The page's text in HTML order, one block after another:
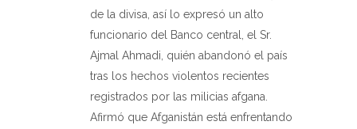
de la divisa, así lo expresó un alto
funcionario del Banco central, el Sr.
Ajmal Ahmadi, quién abandonó el país
tras los hechos violentos recientes
registrados por las milicias afgana.
Afirmó que Afganistán está enfrentando